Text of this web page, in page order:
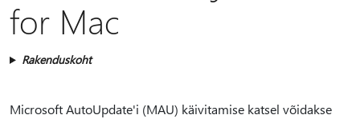
for Mac
Rakenduskoht
Microsoft AutoUpdate'i (MAU) käivitamise katsel võidakse